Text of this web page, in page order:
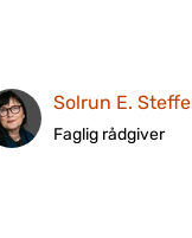
Solrun E.
Faglig rådgiver